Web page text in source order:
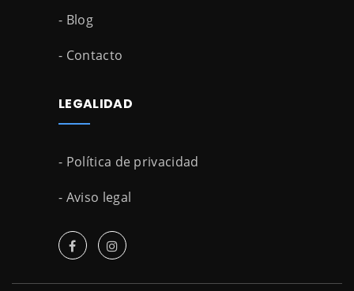
- Blog
- Contacto
LEGALIDAD
- Política de privacidad
- Aviso legal